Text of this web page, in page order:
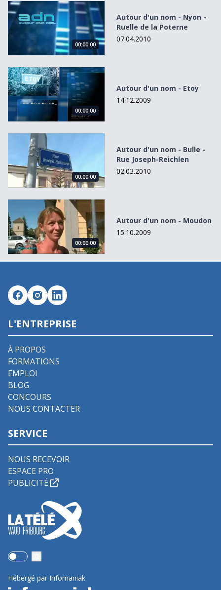
Autour d&#039;un nom - Nyon - Ruelle de la Poterne
00:00:00
Autour d'un nom - Nyon -
Ruelle de la Poterne
07.04.2010
Autour d&#039;un nom - Etoy
00:00:00
Autour d'un nom - Etoy
14.12.2009
Autour d&#039;un nom - Bulle - Rue Joseph-Reichlen
00:00:00
Autour d'un nom - Bulle -
Rue Joseph-Reichlen
02.03.2010
Autour d&#039;un nom - Moudon
00:00:00
Autour d'un nom - Moudon
15.10.2009
L'ENTREPRISE
À PROPOS
FORMATIONS
EMPLOI
BLOG
CONCOURS
NOUS CONTACTER
SERVICE
NOUS RECEVOIR
ESPACE PRO
PUBLICITÉ
Use setting
Hébergé par Infomaniak